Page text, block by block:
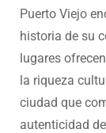
Puerto Viejo
historia de su
lugares
la riqueza
ciudad que
autenticidad